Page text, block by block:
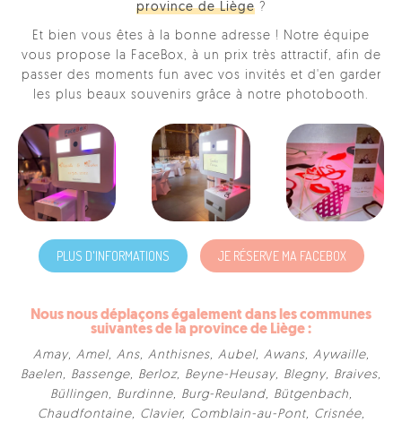
province de Liège ?
Et bien vous êtes à la bonne adresse ! Notre équipe
vous propose la FaceBox, à un prix très attractif, afin de
passer des moments fun avec vos invités et d'en garder
les plus beaux souvenirs grâce à notre photobooth.
PLUS D'INFORMATIONS JE RÉSERVE MA FACEBOX
Nous nous déplaçons également dans les communes
suivantes de la province de Liège :
Amay, Amel, Ans, Anthisnes, Aubel, Awans, Aywaille,
Baelen, Bassenge, Berloz, Beyne-Heusay, Blegny, Braives,
Büllingen, Burdinne, Burg-Reuland, Bütgenbach,
Chaudfontaine, Clavier, Comblain-au-Pont, Crisnée,